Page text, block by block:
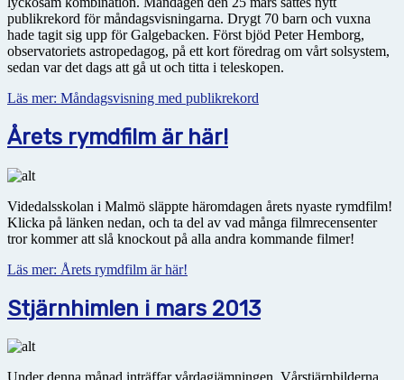
publikrekord för måndagsvisningarna. Drygt 70 barn och vuxna
hade tagit sig upp för Galgebacken. Först bjöd Peter Hemborg,
observatoriets astropedagog, på ett kort föredrag om vårt solsystem,
sedan var det dags att gå ut och titta i teleskopen.
Läs mer: Måndagsvisning med publikrekord
Årets rymdfilm är här!
Videdalsskolan i Malmö släppte häromdagen årets nyaste rymdfilm!
Klicka på länken nedan, och ta del av vad många filmrecensenter
tror kommer att slå knockout på alla andra kommande filmer!
Läs mer: Årets rymdfilm är här!
Stjärnhimlen i mars 2013